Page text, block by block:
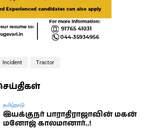
Incident Tractor
தமிழ்நாடு
இயக்குநர் பாராதிராஜாவின் மகன்
மனோஜ் காலமானார்..!